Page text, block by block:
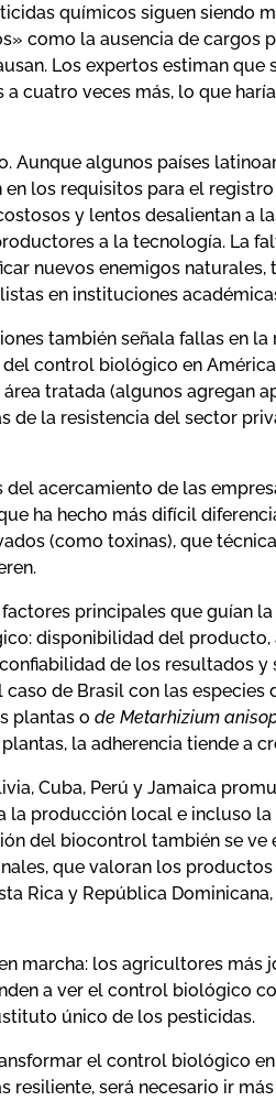
químicos siguen siendo
como la ausencia de cargos
Los expertos estiman que
cuatro veces más, lo que
algunos países
los requisitos para el
y lentos desalientan a
a la tecnología. La
nuevos enemigos
en instituciones
también señala fallas en
control biológico en
tratada (algunos agregan
de la resistencia del sector
acercamiento de las
ha hecho más difícil
(como toxinas), que
principales que guían
disponibilidad del
de los resultados
de Brasil con las especies
plantas o de Metarhizium
la adherencia tiende a
Cuba, Perú y Jamaica
la producción local e incluso
del biocontrol también se ve
que valoran los
Rica y República
marcha: los agricultores más
a ver el control biológico
único de los pesticidas.
el control biológico
resiliente, será necesario ir